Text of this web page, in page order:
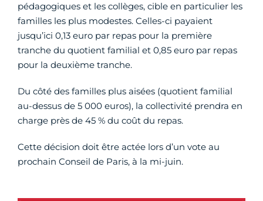
pédagogiques et les collèges, cible en particulier les
familles les plus modestes. Celles-ci payaient
jusqu’ici 0,13 euro par repas pour la première
tranche du quotient familial et 0,85 euro par repas
pour la deuxième tranche.
Du côté des familles plus aisées (quotient familial
au-dessus de 5 000 euros), la collectivité prendra en
charge près de 45 % du coût du repas.
Cette décision doit être actée lors d’un vote au
prochain Conseil de Paris, à la mi-juin.